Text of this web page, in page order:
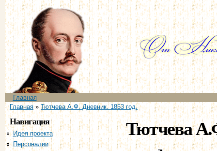
Главное меню
Главная
Вы здесь
Главная» Тютчева А.Ф. Дневник. 1853 год.
Навигация
Идея проекта
Персоналии
Тютчева